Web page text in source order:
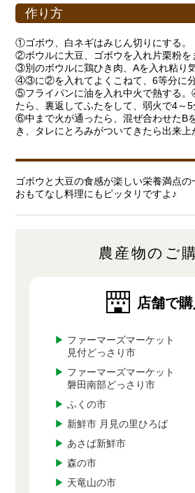
作り方
①ゴボウ、白ネギはみじん切りにする。
②ボウルに大豆、ゴボウを入れ片栗粉を
③別のボウルに鶏ひき肉、Aを入れ粘り
④③に②を入れてよくこねて、6等分に分
⑤フライパンに油を入れ中火で熱する
たら、裏返してふたをして、弱火で4～5
⑥中まで火が通ったら、混ぜ合わせたB
き、タレにとろみがついてきたら出来上
ゴボウと大豆の食感が楽しい栄養満点の
おもてなし料理にもピッタリですよ♪
農産物のご
店舗で購
▶ ファーマーズマーケット
見付どっさり市
▶ ファーマーズマーケット
磐田南部どっさり市
▶ ふくの市
▶ 新鮮市 月見の里ひろば
▶ あさば新鮮市
▶ 森の市
▶ 天竜山の市